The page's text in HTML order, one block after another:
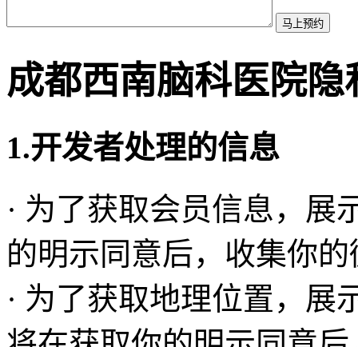
成都西南脑科医院隐
1.开发者处理的信息
· 为了获取会员信息，展
的明示同意后，收集你
· 为了获取地理位置，展